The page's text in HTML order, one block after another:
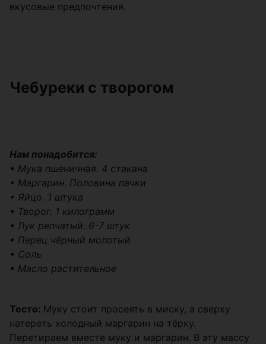
вкусовые предпочтения.
Чебуреки с творогом
Нам понадобится:
• Мука пшеничная. 4 стакана
• Маргарин. Половина пачки
• Яйцо. 1 штука
• Творог. 1 килограмм
• Лук репчатый. 6-7 штук
• Перец чёрный молотый
• Соль
• Масло растительное
Тесто: Муку стоит просеять в миску, а сверху
натереть холодный маргарин на тёрку.
Перетираем вместе муку и маргарин. В эту массу